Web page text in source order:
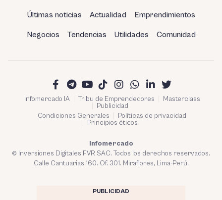
Últimas noticias Actualidad Emprendimientos
Negocios Tendencias Utilidades Comunidad
Infomercado IA Tribu de Emprendedores
Masterclass
Publicidad
Condiciones Generales
Políticas de privacidad
Principios éticos
Infomercado
© Inversiones Digitales FVR SAC. Todos los derechos reservados.
Calle Cantuarias 160. Of. 301. Miraflores, Lima-Perú.
PUBLICIDAD